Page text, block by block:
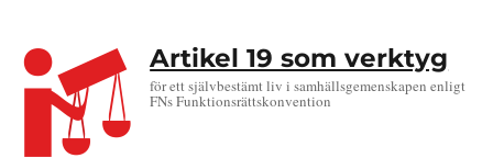
Artikel 19 som verktyg
för ett självbestämt liv i samhällsgemenskapen enligt
FNs Funktionsrättskonvention